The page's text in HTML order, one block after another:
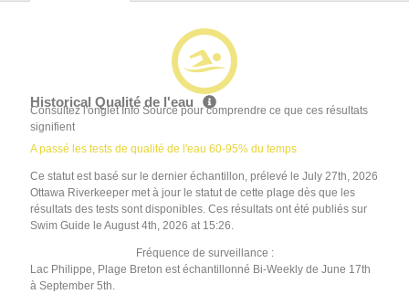
Historical Qualité de l'eau
Consultez l'onglet Info Source pour comprendre ce que ces résultats
signifient
A passé les tests de qualité de l'eau 60-95% du temps
Ce statut est basé sur le dernier échantillon, prélevé le July 27th, 2026
Ottawa Riverkeeper met à jour le statut de cette plage dès que les
résultats des tests sont disponibles. Ces résultats ont été publiés sur
Swim Guide le August 4th, 2026 at 15:26.
Fréquence de surveillance :
Lac Philippe, Plage Breton est échantillonné Bi-Weekly de June 17th
à September 5th.